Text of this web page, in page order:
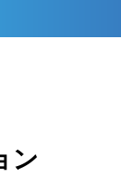
ン